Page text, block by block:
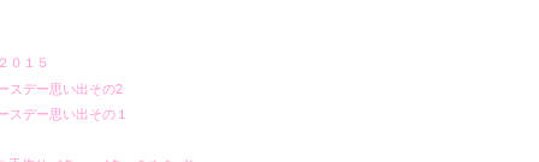
０１５
スデー思い出その2
スデー思い出その１